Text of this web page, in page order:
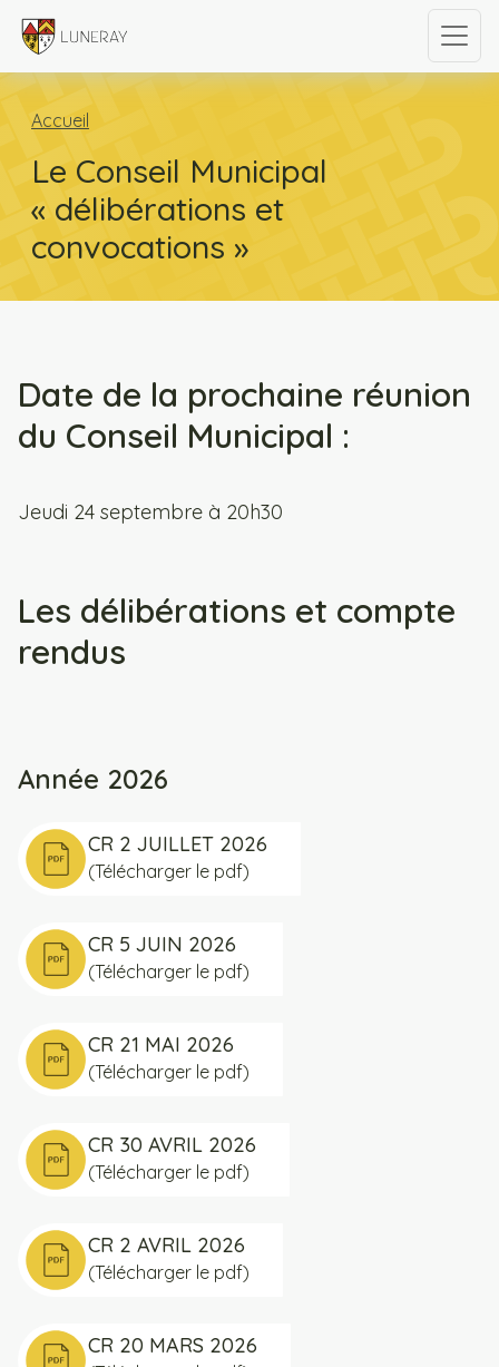
Accueil
Le Conseil Municipal
« délibérations et
convocations »
Date de la prochaine réunion
du Conseil Municipal :
Jeudi 24 septembre à 20h30
Les délibérations et compte
rendus
Année 2026
CR 2 JUILLET 2026
(Télécharger le pdf)
CR 5 JUIN 2026
(Télécharger le pdf)
CR 21 MAI 2026
(Télécharger le pdf)
CR 30 AVRIL 2026
(Télécharger le pdf)
CR 2 AVRIL 2026
(Télécharger le pdf)
CR 20 MARS 2026